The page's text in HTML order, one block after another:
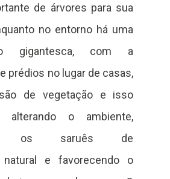
de árvores para sua
no entorno há uma
gigantesca, com a
prédios no lugar de casas,
de vegetação e isso
alterando o ambiente,
os saruês de
e favorecendo o